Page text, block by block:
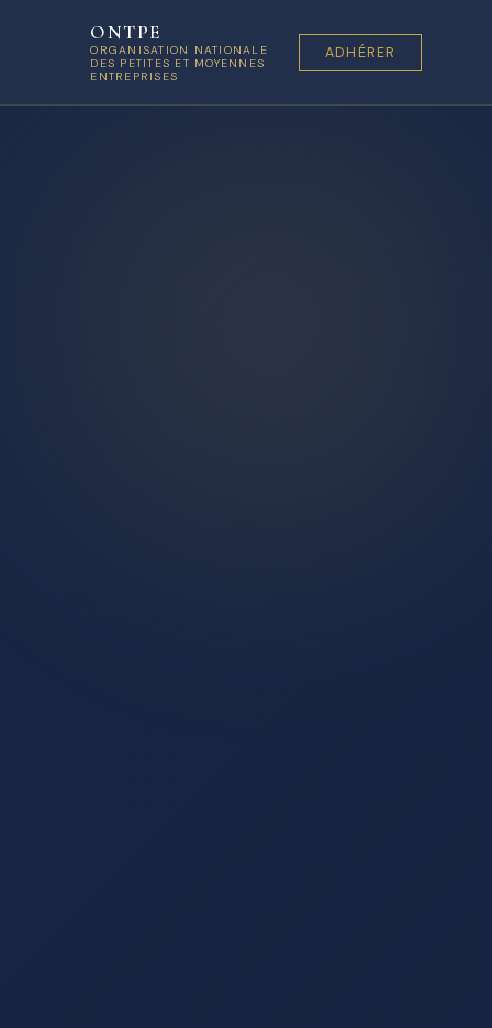
ONTPE
ORGANISATION NATIONALE
DES PETITES ET MOYENNES
ENTREPRISES
ADHÉRER